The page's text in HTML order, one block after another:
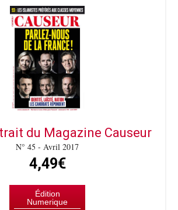
du Magazine Causeur
N° 45 - Avril 2017
4,49€
Édition
Numerique